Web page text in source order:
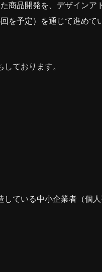
商品開発を、デザインア
を予定）を通じて進めて
ております。
している中小企業者（個